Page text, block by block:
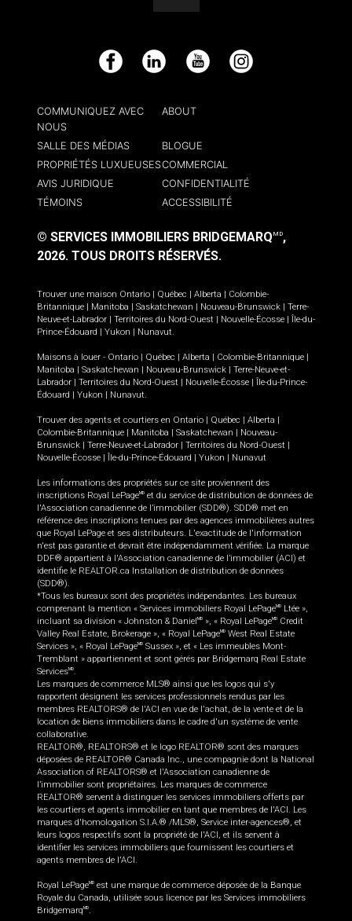
Facebook LinkedIn YouTube Instagram
COMMUNIQUEZ AVEC
NOUS
ABOUT
SALLE DES MÉDIAS
BLOGUE
PROPRIÉTÉS LUXUEUSESCOMMERCIAL
AVIS JURIDIQUE
CONFIDENTIALITÉ
TÉMOINS
ACCESSIBILITÉ
© SERVICES IMMOBILIERS BRIDGEMARQ MD,
2026. TOUS DROITS RÉSERVÉS.
Trouver une maison Ontario | Québec | Alberta | Colombie-
Britannique | Manitoba | Saskatchewan | Nouveau-Brunswick | Terre-
Neuve-et-Labrador | Territoires du Nord-Ouest | Nouvelle-Écosse | Île-du-
Prince-Édouard | Yukon | Nunavut
Maisons à louer - Ontario | Québec | Alberta | Colombie-Britannique |
Manitoba | Saskatchewan | Nouveau-Brunswick | Terre-Neuve-et-
Labrador | Territoires du Nord-Ouest | Nouvelle-Écosse | Île-du-Prince-
Édouard | Yukon | Nunavut
Trouver des agents et courtiers en Ontario | Québec | Alberta |
Colombie-Britannique | Manitoba | Saskatchewan | Nouveau-
Brunswick | Terre-Neuve-et-Labrador | Territoires du Nord-Ouest |
Nouvelle-Écosse | Île-du-Prince-Édouard | Yukon | Nunavut
Les informations des propriétés sur ce site proviennent des
inscriptions Royal LePageMD et du service de distribution de données de
l'Association canadienne de l’immobilier (SDD®). SDD® met en
référence des inscriptions tenues par des agences immobilières autres
que Royal LePage et ses distributeurs. L'exactitude de l'information
n'est pas garantie et devrait être indépendamment vérifiée. La marque
DDF® appartient à l'Association canadienne de l’immobilier (ACI) et
identifie le REALTOR.ca Installation de distribution de données
(SDD®).
*Tous les bureaux sont des propriétés indépendantes. Les bureaux
comprenant la mention « Services immobiliers Royal LePageMD
Ltée »,
incluant sa division « Johnston & DanielMD », « Royal LePageMD
Credit
Valley Real Estate, Brokerage », « Royal LePageMD West Real Estate
Services », « Royal LePageMD Sussex », et « Les immeubles Mont-
Tremblant » appartiennent et sont gérés par Bridgemarq Real Estate
ServicesMD
Les marques de commerce MLS® ainsi que les logos qui s'y
rapportent désignent les services professionnels rendus par les
membres REALTORS® de l'ACI en vue de l'achat, de la vente et de la
location de biens immobiliers dans le cadre d'un système de vente
collaborative.
REALTOR®, REALTORS® et le logo REALTOR® sont des marques
déposées de REALTOR® Canada Inc., une compagnie dont la National
Association of REALTORS® et l'Association canadienne de
l’immobilier sont propriétaires. Les marques de commerce
REALTOR® servent à distinguer les services immobiliers offerts par
les courtiers et agents immobilier en tant que membres de l'ACI. Les
marques d'homologation S.I.A.® /MLS®, Service inter-agences®, et
leurs logos respectifs sont la propriété de l'ACI, et ils servent à
identifier les services immobiliers que fournissent les courtiers et
agents membres de l'ACI.
Royal LePageMD est une marque de commerce déposée de la Banque
Royale du Canada, utilisée sous licence par les Services immobiliers
BridgemarqMD